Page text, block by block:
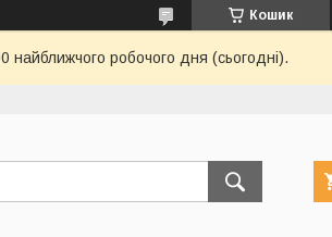
Кошик
найближчого робочого дня (сьогодні).